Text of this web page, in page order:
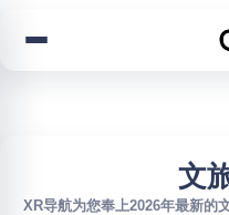
文
XR导航为您奉上2026年最新的